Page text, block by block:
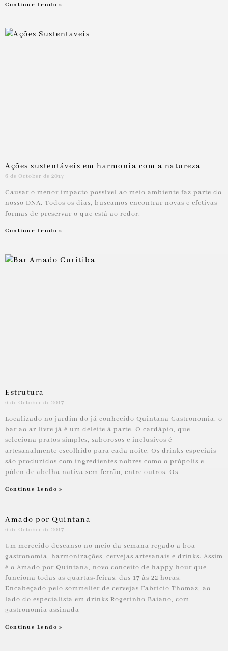
Continue Lendo »
Ações sustentáveis em harmonia com a natureza
6 de October de 2017
Causar o menor impacto possível ao meio ambiente faz parte do
nosso DNA. Todos os dias, buscamos encontrar novas e efetivas
formas de preservar o que está ao redor.
Continue Lendo »
Estrutura
6 de October de 2017
Localizado no jardim do já conhecido Quintana Gastronomia, o
bar ao ar livre já é um deleite à parte. O cardápio, que
seleciona pratos simples, saborosos e inclusivos é
artesanalmente escolhido para cada noite. Os drinks especiais
são produzidos com ingredientes nobres como o própolis e
pólen de abelha nativa sem ferrão, entre outros. Os
Continue Lendo »
Amado por Quintana
6 de October de 2017
Um merecido descanso no meio da semana regado a boa
gastronomia, harmonizações, cervejas artesanais e drinks. Assim
é o Amado por Quintana, novo conceito de happy hour que
funciona todas as quartas-feiras, das 17 às 22 horas.
Encabeçado pelo sommelier de cervejas Fabricio Thomaz, ao
lado do especialista em drinks Rogerinho Baiano, com
gastronomia assinada
Continue Lendo »